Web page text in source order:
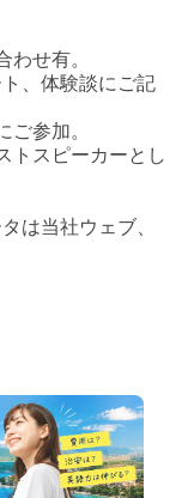
せ有。
、体験談にご記
参加。
ピーカーとし
は当社ウェブ、